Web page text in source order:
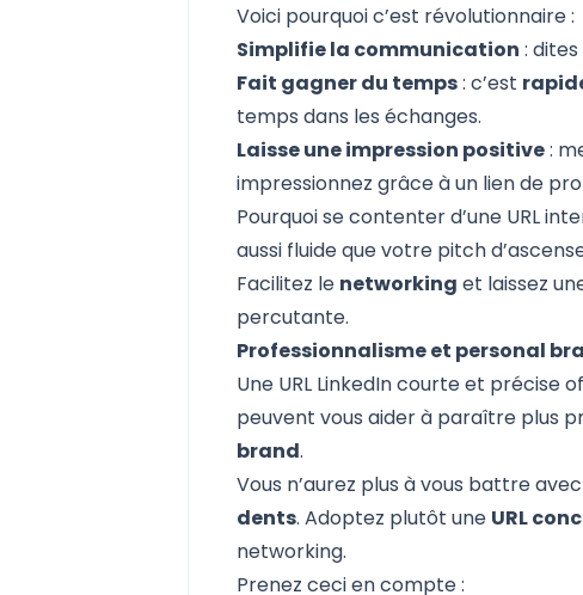
Voici pourquoi c’est révolutionnaire :
Simplifie la communication :
Fait gagner du temps: c’est
temps dans les échanges.
Laisse une impression positive:
impressionnez grâce à un lien de
Pourquoi se contenter d’une URL
aussi fluide que votre pitch
Facilitez le networking et laissez
percutante.
Professionnalisme et personal
Une URL LinkedIn courte et précise
peuvent vous aider à paraître plus
brand.
Vous n’aurez plus à vous battre
dents. Adoptez plutôt une URL
networking.
Prenez ceci en compte :